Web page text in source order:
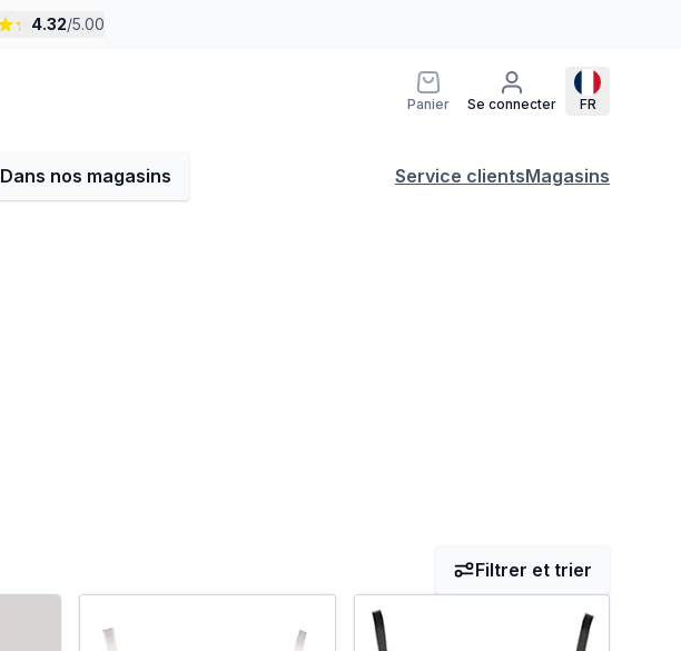
4.32/5.00
Panier Se connecter FR
Dans nos magasins Service clientsMagasins
Filtrer et trier